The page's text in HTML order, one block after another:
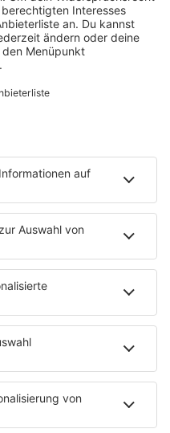
präsentiert
aus fünf Jahren
dafür, dass seine